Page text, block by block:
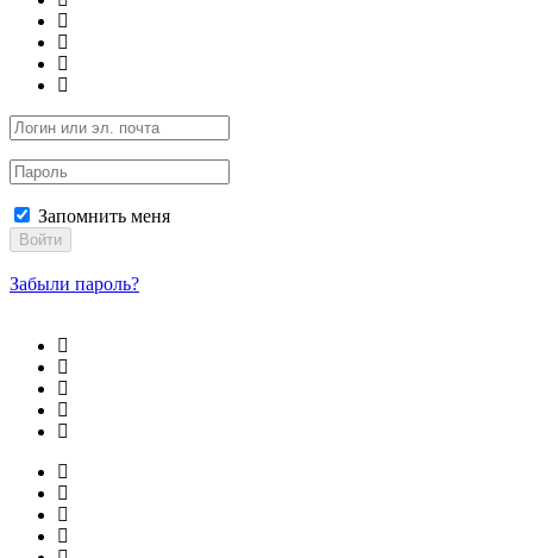
Запомнить меня
Войти
Забыли пароль?